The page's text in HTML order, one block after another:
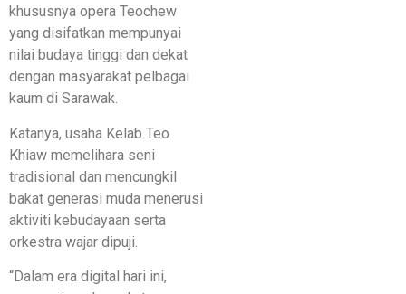
khususnya opera Teochew
yang disifatkan mempunyai
nilai budaya tinggi dan dekat
dengan masyarakat pelbagai
kaum di Sarawak.
Katanya, usaha Kelab Teo
Khiaw memelihara seni
tradisional dan mencungkil
bakat generasi muda menerusi
aktiviti kebudayaan serta
orkestra wajar dipuji.
“Dalam era digital hari ini,